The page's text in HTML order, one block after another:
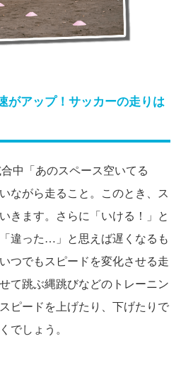
がアップ！サッカーの走りは
中「あのスペース空いてる
ながら走ること。このとき、ス
きます。さらに「いける！」と
違った…」と思えば遅くなるも
つでもスピードを変化させる走
て跳ぶ縄跳びなどのトレーニン
ピードを上げたり、下げたりで
でしょう。